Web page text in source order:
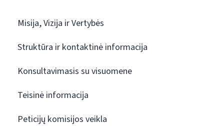
Misija, Vizija ir Vertybės
Struktūra ir kontaktinė informacija
Konsultavimasis su visuomene
Teisinė informacija
Peticijų komisijos veikla